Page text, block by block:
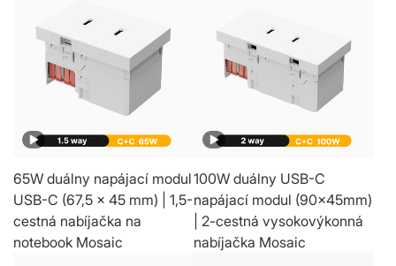
65W duálny napájací modul
USB-C (67,5 x 45 mm) | 1,5-
cestná nabíjačka na
notebook Mosaic
100W duálny USB-C
napájací modul (90x45mm)
| 2-cestná vysokovýkonná
nabíjačka Mosaic